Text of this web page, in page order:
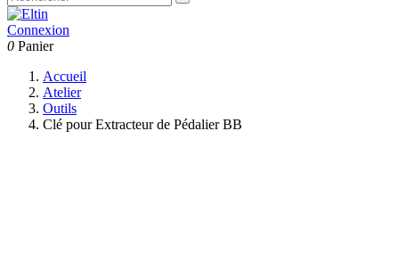
Connexion
0 Panier
Accueil
Atelier
Outils
Clé pour Extracteur de Pédalier BB